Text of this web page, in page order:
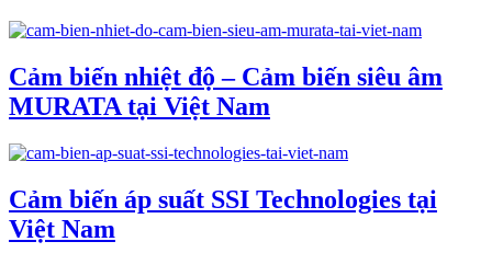
Cảm biến nhiệt độ – Cảm biến siêu âm
MURATA tại Việt Nam
Cảm biến áp suất SSI Technologies tại
Việt Nam